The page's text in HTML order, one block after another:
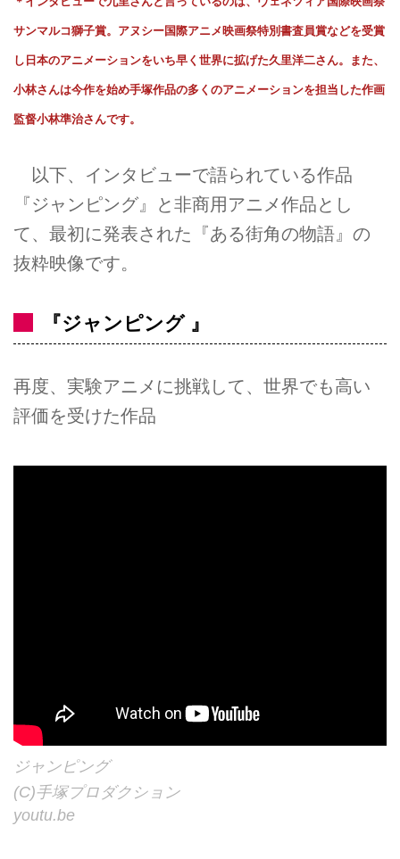
サンマルコ獅子賞。アヌシー国際アニメ映画祭特別書査員賞などを受賞
し日本のアニメーションをいち早く世界に拡げた久里洋二さん。また、
小林さんは今作を始め手塚作品の多くのアニメーションを担当した作画
監督小林準治さんです。
以下、インタビューで語られている作品
『ジャンピング』と非商用アニメ作品とし
て、最初に発表された『ある街角の物語』の
抜粋映像です。
『ジャンピング 』
再度、実験アニメに挑戦して、世界でも高い
評価を受けた作品
ジャンピング
(C)手塚プロダクション
youtu.be